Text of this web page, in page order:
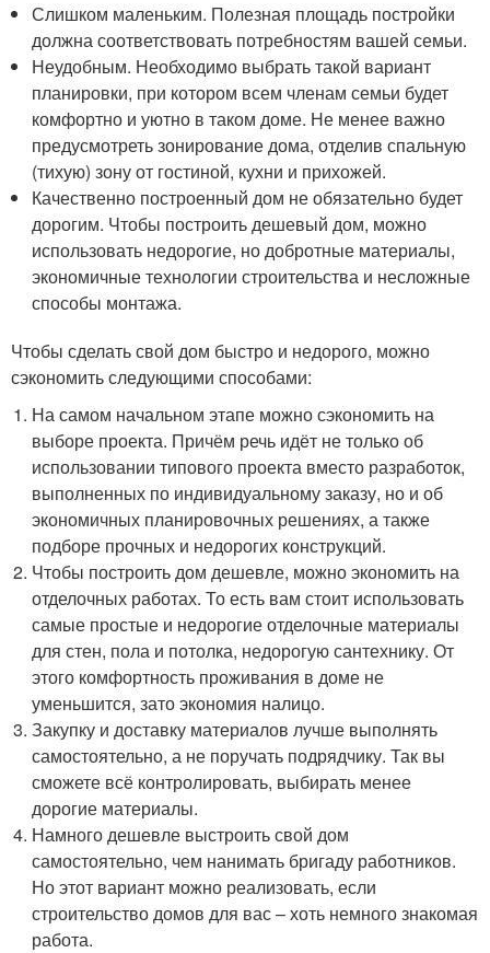
Слишком маленьким. Полезная площадь постройки
должна соответствовать потребностям вашей семьи.
Неудобным. Необходимо выбрать такой вариант
планировки, при котором всем членам семьи будет
комфортно и уютно в таком доме. Не менее важно
предусмотреть зонирование дома, отделив спальную
(тихую) зону от гостиной, кухни и прихожей.
Качественно построенный дом не обязательно будет
дорогим. Чтобы построить дешевый дом, можно
использовать недорогие, но добротные материалы,
экономичные технологии строительства и несложные
способы монтажа.
Чтобы сделать свой дом быстро и недорого, можно
сэкономить следующими способами:
На самом начальном этапе можно сэкономить на
выборе проекта. Причём речь идёт не только об
использовании типового проекта вместо разработок,
выполненных по индивидуальному заказу, но и об
экономичных планировочных решениях, а также
подборе прочных и недорогих конструкций.
Чтобы построить дом дешевле, можно экономить на
отделочных работах. То есть вам стоит использовать
самые простые и недорогие отделочные материалы
для стен, пола и потолка, недорогую сантехнику. От
этого комфортность проживания в доме не
уменьшится, зато экономия налицо.
Закупку и доставку материалов лучше выполнять
самостоятельно, а не поручать подрядчику. Так вы
сможете всё контролировать, выбирать менее
дорогие материалы.
Намного дешевле выстроить свой дом
самостоятельно, чем нанимать бригаду работников.
Но этот вариант можно реализовать, если
строительство домов для вас – хоть немного знакомая
работа.